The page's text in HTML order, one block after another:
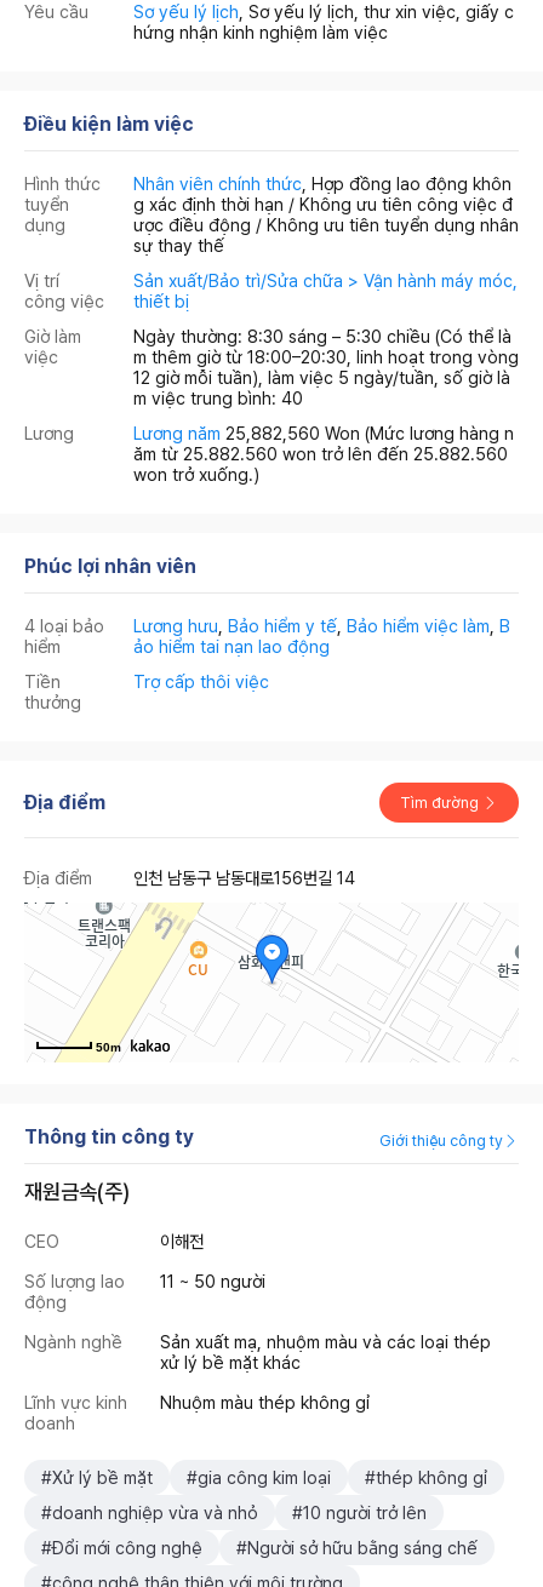
Yêu cầu Sơ yếu lý lịch , Sơ yếu lý lịch, thư xin việc, giấy c
hứng nhận kinh nghiệm làm việc
Điều kiện làm việc
Hình thức
tuyển
dụng
Nhân viên chính thức , Hợp đồng lao động khôn
g xác định thời hạn / Không ưu tiên công việc đ
ược điều động / Không ưu tiên tuyển dụng nhân
sự thay thế
Vị trí
công việc
Sản xuất/Bảo trì/Sửa chữa > Vận hành máy móc,
thiết bị
Giờ làm
việc
Ngày thường: 8:30 sáng – 5:30 chiều (Có thể là
m thêm giờ từ 18:00–20:30, linh hoạt trong vòng
12 giờ mỗi tuần), làm việc 5 ngày/tuần, số giờ là
m việc trung bình: 40
Lương
Lương năm 25,882,560 Won (Mức lương hàng n
ăm từ 25.882.560 won trở lên đến 25.882.560
won trở xuống.)
Phúc lợi nhân viên
4 loại bảo
hiểm
Lương hưu Bảo hiểm y tế Bảo hiểm việc làm B
ảo hiểm tai nạn lao động
Tiền
thưởng
Trợ cấp thôi việc
Địa điểm Tìm đường
Địa điểm 인천 남동구 남동대로156번길 14
50m
Thông tin công ty Giới thiệu công ty
재원금속(주)
CEO
이해전
Số lượng lao
động
11 ~ 50 người
Ngành nghề
Sản xuất mạ, nhuộm màu và các loại thép
xử lý bề mặt khác
Lĩnh vực kinh
doanh
Nhuộm màu thép không gỉ
#Xử lý bề mặt #gia công kim loại
#thép không gỉ
#doanh nghiệp vừa và nhỏ
#10 người trở lên
#Đổi mới công nghệ
#Người sở hữu bằng sáng chế
#công nghệ thân thiện với môi trường